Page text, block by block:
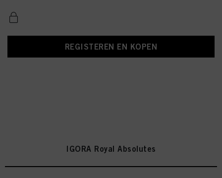
REGISTEREN EN KOPEN
IGORA Royal Absolutes